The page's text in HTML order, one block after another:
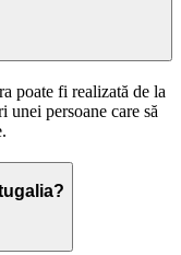
poate fi realizată de la
unei persoane care să